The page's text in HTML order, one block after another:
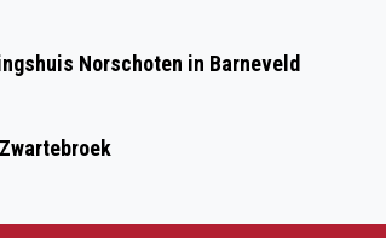
Norschoten in Barneveld